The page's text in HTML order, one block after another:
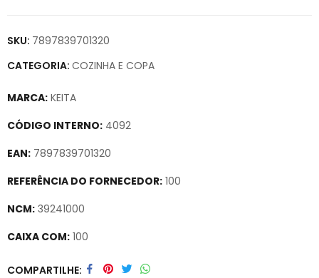
SKU: 7897839701320
CATEGORIA: COZINHA E COPA
MARCA: KEITA
CÓDIGO INTERNO: 4092
EAN: 7897839701320
REFERÊNCIA DO FORNECEDOR: 100
NCM: 39241000
CAIXA COM: 100
Secure crypto portfolio manager for desktops and mobile –
COMPARTILHE